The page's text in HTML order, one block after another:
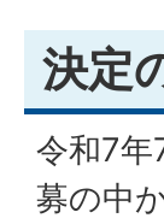
決定
令和7
募の中